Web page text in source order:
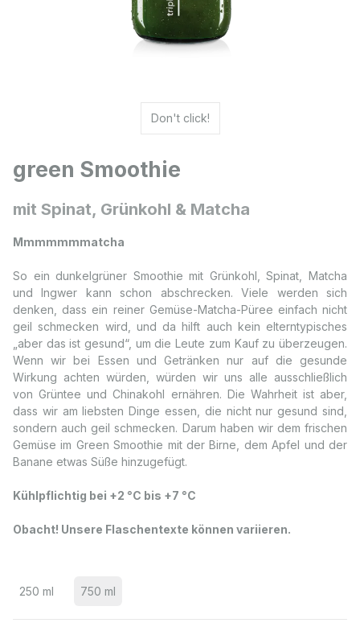
Don't click!
green Smoothie
mit Spinat, Grünkohl & Matcha
Mmmmmmmatcha
So ein dunkelgrüner Smoothie mit Grünkohl, Spinat, Matcha
und Ingwer kann schon abschrecken. Viele werden sich
denken, dass ein reiner Gemüse-Matcha-Püree einfach nicht
geil schmecken wird, und da hilft auch kein elterntypisches
„aber das ist gesund“, um die Leute zum Kauf zu überzeugen.
Wenn wir bei Essen und Getränken nur auf die gesunde
Wirkung achten würden, würden wir uns alle ausschließlich
von Grüntee und Chinakohl ernähren. Die Wahrheit ist aber,
dass wir am liebsten Dinge essen, die nicht nur gesund sind,
sondern auch geil schmecken. Darum haben wir dem frischen
Gemüse im Green Smoothie mit der Birne, dem Apfel und der
Banane etwas Süße hinzugefügt.
Kühlpflichtig bei +2 °C bis +7 °C
Obacht! Unsere Flaschentexte können variieren.
250 ml 750 ml